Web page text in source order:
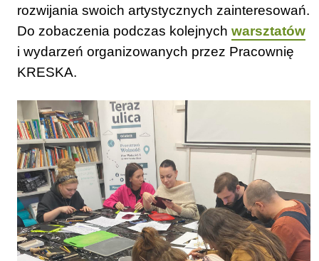
rozwijania swoich artystycznych zainteresowań.
Do zobaczenia podczas kolejnych warsztatów
i wydarzeń organizowanych przez Pracownię
KRESKA.